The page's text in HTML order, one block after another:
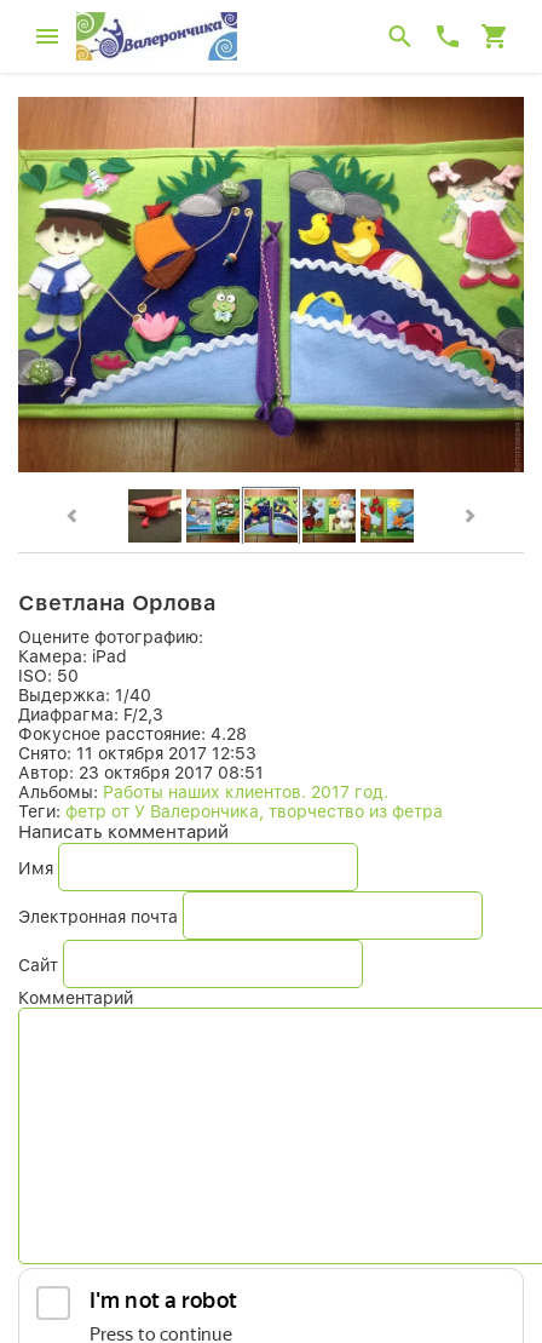
Светлана Орлова
Оцените фотографию:
Камера: iPad
ISO: 50
Выдержка: 1/40
Диафрагма: F/2,3
Фокусное расстояние: 4.28
Снято: 11 октября 2017 12:53
Автор: 23 октября 2017 08:51
Альбомы: Работы наших клиентов. 2017 год.
Теги: фетр от У Валерончика, творчество из фетра
Написать комментарий
Имя
Электронная почта
Сайт
Комментарий